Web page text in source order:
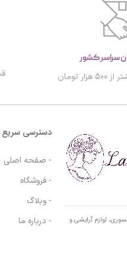
سراسر کشور
تومان
لوازم آرایشی و
دسترسی سریع
- صفحه اصلی
- فروشگاه
- وبلاگ
- درباره ما